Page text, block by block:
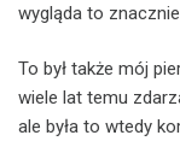
wygląda to
To był także mój
wiele lat temu
ale była to wtedy